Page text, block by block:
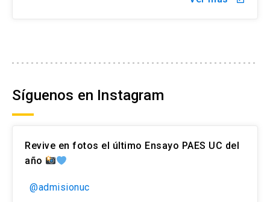
Síguenos en Instagram
Revive en fotos el último Ensayo PAES UC del
año
@admisionuc